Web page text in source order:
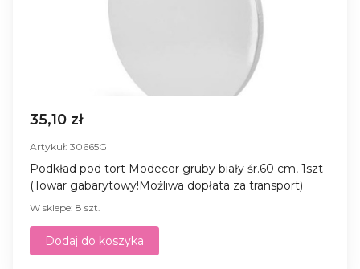
35,10 zł
Artykuł: 30665G
Podkład pod tort Modecor gruby biały śr.60 cm, 1szt
(Towar gabarytowy!Możliwa dopłata za transport)
W sklepe: 8 szt.
Dodaj do koszyka